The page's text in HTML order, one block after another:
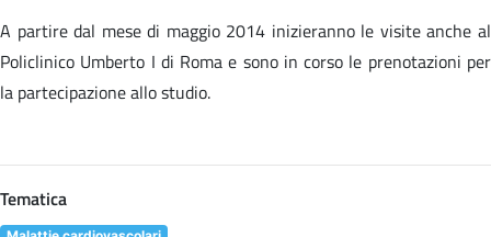
A partire dal mese di maggio 2014 inizieranno le visite anche al
Policlinico Umberto I di Roma e sono in corso le prenotazioni per
la partecipazione allo studio.
Tematica